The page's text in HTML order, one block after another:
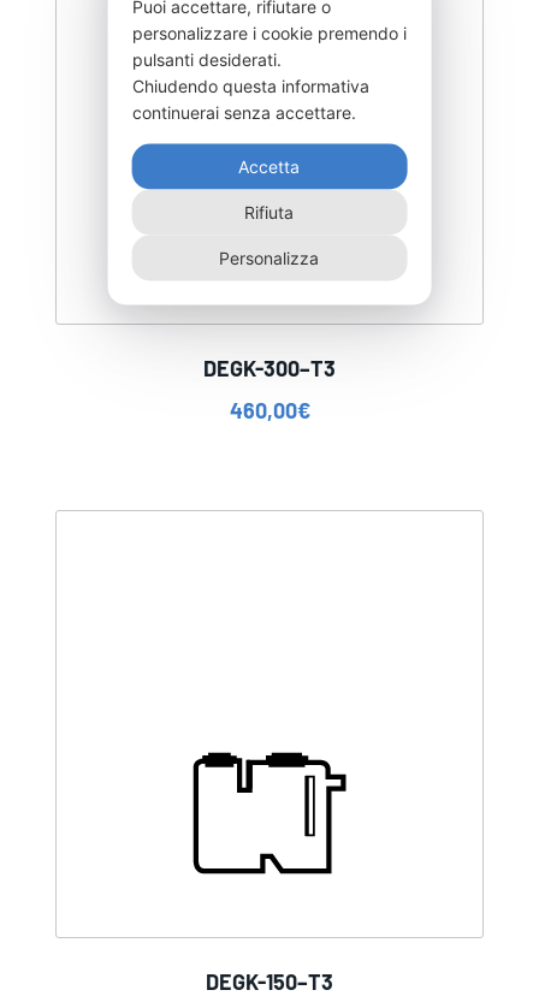
DEGK-300–T3
460,00€
DEGK-150–T3
Puoi accettare, rifiutare o
personalizzare i cookie premendo i
pulsanti desiderati.
Chiudendo questa informativa
continuerai senza accettare.
Accetta
Rifiuta
Personalizza